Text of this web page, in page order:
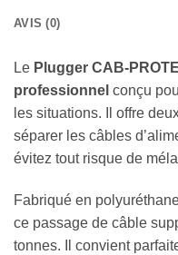
AVIS (0)
Le Plugger CAB-
professionnel conçu
les situations. Il offre
séparer les câbles
évitez tout risque de
Fabriqué en
ce passage de câble
tonnes. Il convient